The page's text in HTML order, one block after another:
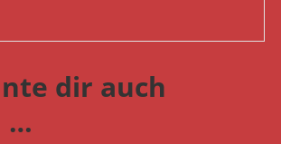
dir auch
…